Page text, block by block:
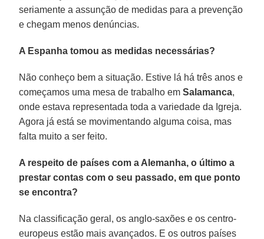
seriamente a assunção de medidas para a prevenção
e chegam menos denúncias.
A Espanha tomou as medidas necessárias?
Não conheço bem a situação. Estive lá há três anos e
começamos uma mesa de trabalho emSalamanca,
onde estava representada toda a variedade da Igreja.
Agora já está se movimentando alguma coisa, mas
falta muito a ser feito.
A respeito de países com a Alemanha, o último a
prestar contas com o seu passado, em que ponto
se encontra?
Na classificação geral, os anglo-saxões e os centro-
europeus estão mais avançados. E os outros países